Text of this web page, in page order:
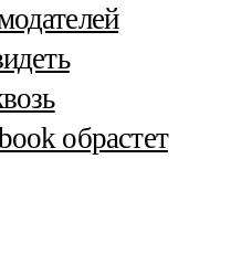
обрастет